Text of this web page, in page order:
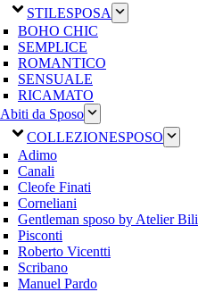
STILESPOSA
BOHO CHIC
SEMPLICE
ROMANTICO
SENSUALE
RICAMATO
Abiti da Sposo
COLLEZIONESPOSO
Adimo
Canali
Cleofe Finati
Corneliani
Gentleman sposo by Atelier Bili
Pisconti
Roberto Vicentti
Scribano
Manuel Pardo